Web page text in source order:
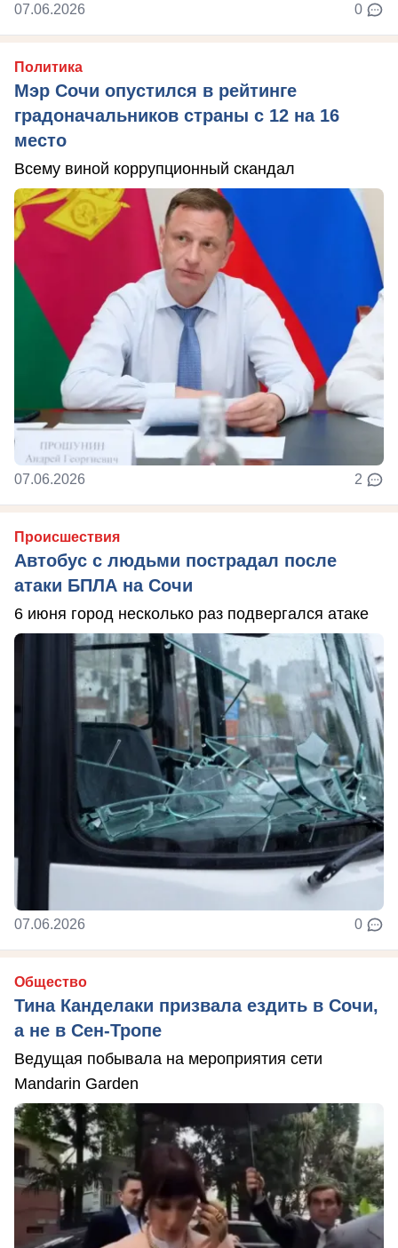
07.06.2026 0
Политика
Мэр Сочи опустился в рейтинге
градоначальников страны с 12 на 16
место
Всему виной коррупционный скандал
07.06.2026 2
Происшествия
Автобус с людьми пострадал после
атаки БПЛА на Сочи
6 июня город несколько раз подвергался атаке
07.06.2026 0
Общество
Тина Канделаки призвала ездить в Сочи,
а не в Сен-Тропе
Ведущая побывала на мероприятия сети
Mandarin Garden